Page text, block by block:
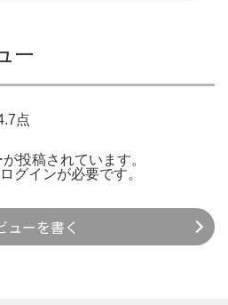
ー
点
投稿されています。
ログインが必要です。
ューを書く